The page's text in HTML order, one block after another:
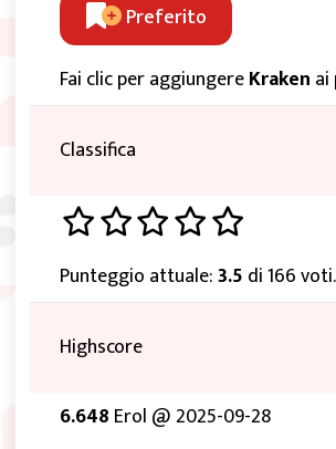
Preferito
Fai clic per aggiungereKraken
Classifica
Punteggio attuale:3.5 di 166 voti.
Highscore
6.648 Erol @ 2025-09-28